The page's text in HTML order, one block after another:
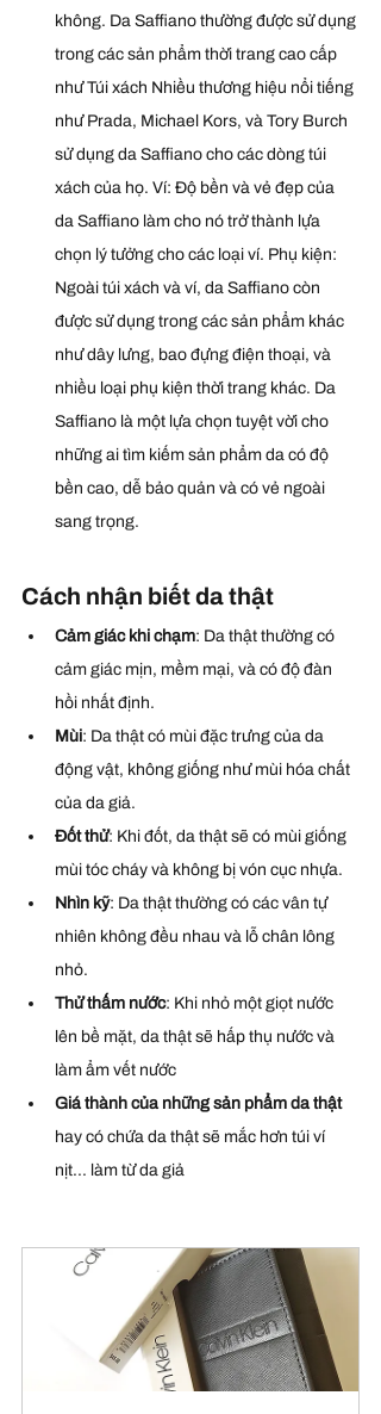
không. Da Saffiano thường được sử dụng
trong các sản phẩm thời trang cao cấp
như Túi xách Nhiều thương hiệu nổi tiếng
như Prada, Michael Kors, và Tory Burch
sử dụng da Saffiano cho các dòng túi
xách của họ. Ví: Độ bền và vẻ đẹp của
da Saffiano làm cho nó trở thành lựa
chọn lý tưởng cho các loại ví. Phụ kiện:
Ngoài túi xách và ví, da Saffiano còn
được sử dụng trong các sản phẩm khác
như dây lưng, bao đựng điện thoại, và
nhiều loại phụ kiện thời trang khác. Da
Saffiano là một lựa chọn tuyệt vời cho
những ai tìm kiếm sản phẩm da có độ
bền cao, dễ bảo quản và có vẻ ngoài
sang trọng.
Cách nhận biết da thật
Cảm giác khi chạm: Da thật thường có
cảm giác mịn, mềm mại, và có độ đàn
hồi nhất định.
Mùi: Da thật có mùi đặc trưng của da
động vật, không giống như mùi hóa chất
của da giả.
Đốt thử: Khi đốt, da thật sẽ có mùi giống
mùi tóc cháy và không bị vón cục nhựa.
Nhìn kỹ: Da thật thường có các vân tự
nhiên không đều nhau và lỗ chân lông
nhỏ.
Thử thấm nước: Khi nhỏ một giọt nước
lên bề mặt, da thật sẽ hấp thụ nước và
làm ẩm vết nước
Giá thành của những sản phẩm da thật
hay có chứa da thật sẽ mắc hơn túi ví
nịt... làm từ da giả